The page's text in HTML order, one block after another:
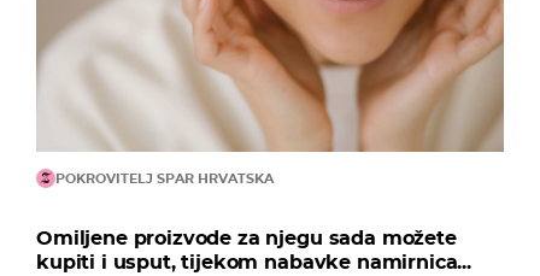
POKROVITELJ SPAR HRVATSKA
Omiljene proizvode za njegu sada možete
kupiti i usput, tijekom nabavke namirnica...